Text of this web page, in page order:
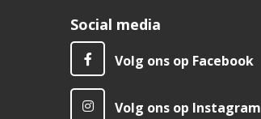
Social media
Volg ons op Facebook
Volg ons op Instagram